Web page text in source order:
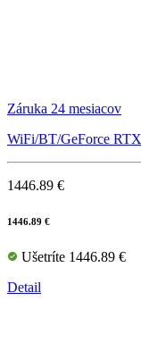
Záruka 24 mesiacov
WiFi/BT/GeForce
1446.89 €
1446.89 €
Ušetríte 1446.89 €
Detail